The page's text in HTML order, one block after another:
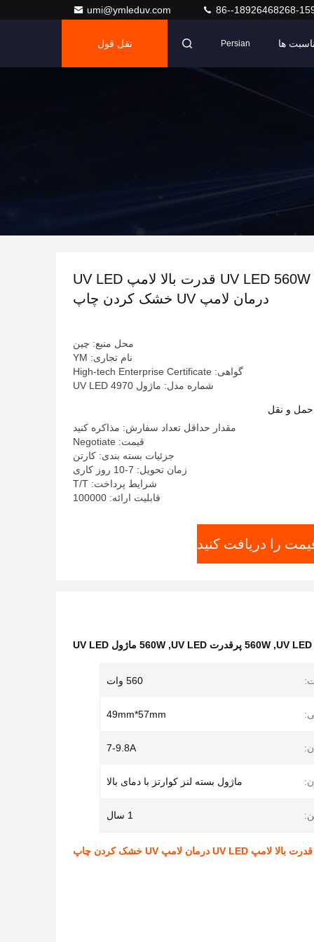
umi@ymleduv.com 86--18926468268-
ها Persian نقل قول
ماژول UV LED 560W قدرت بالا لامپ UV LED
درمان لامپ UV خشک کردن چاپ
محل منبع: چین
نام تجاری: YM
گواهی: High-tech Enterprise Certificate
شماره مدل: ماژول UV LED 4970
و نقل
مقدار حداقل تعداد سفارش: مذاکره کنید
قیمت: Negotiate
جزئیات بسته بندی: کارتن
زمان تحویل: 7-10 روز کاری
شرایط پرداخت: T/T
قابلیت ارائه: 100000
را دریافت کنید
, 560W پرقدرت UV LED , 560W ماژول UV LED
560 وات
49mm*57mm
7-9.8A
ماژول بسته لنز کوارتز با دمای بالا
1 سال